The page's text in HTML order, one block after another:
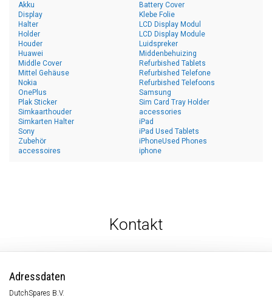
Akku
Battery Cover
Display
Halter
Holder
Houder
Huawei
Klebe Folie
LCD Display Modul
LCD Display Module
Luidspreker
Middenbehuizing
Middle Cover
Mittel Gehäuse
Nokia
OnePlus
Plak Sticker
Refurbished Tablets
Refurbished Telefone
Refurbished Telefoons
Samsung
Sim Card Tray Holder
Simkaarthouder
Simkarten Halter
Sony
Zubehör
accessoires
accessories
iPad
iPad Used Tablets
iPhoneUsed Phones
iphone
Kontakt
Adressdaten
DutchSpares B.V.